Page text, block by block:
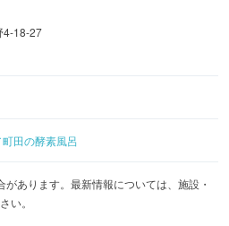
4-18-27
田の酵素風呂
あります。最新情報については、施設・
い。